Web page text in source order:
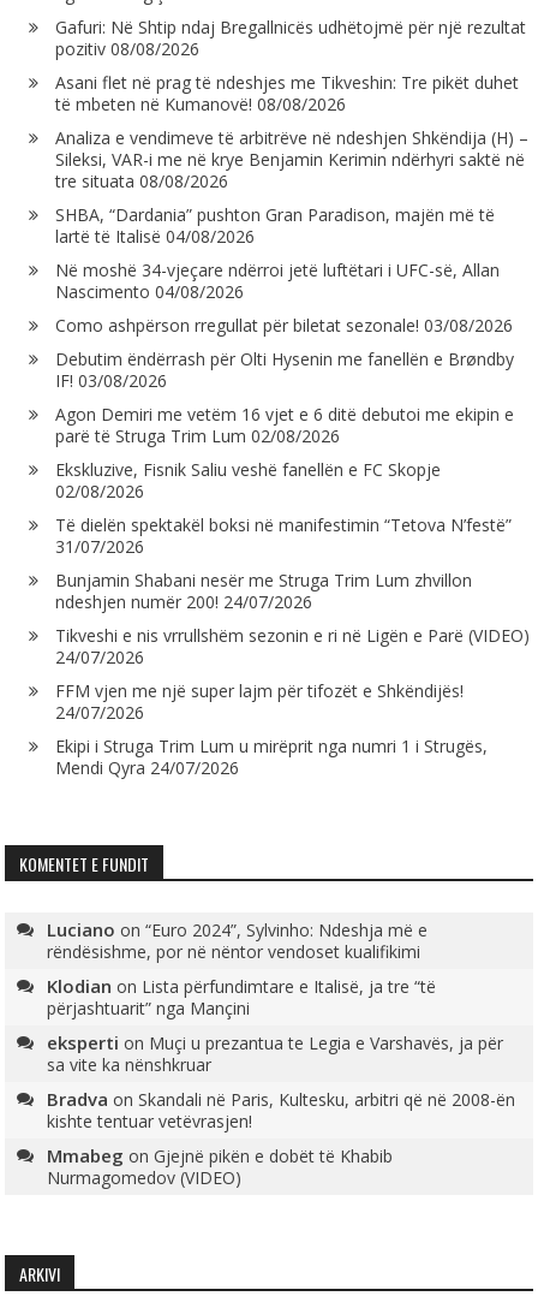
Gafuri: Në Shtip ndaj Bregallnicës udhëtojmë për një rezultat
pozitiv 08/08/2026
Asani flet në prag të ndeshjes me Tikveshin: Tre pikët duhet
të mbeten në Kumanovë! 08/08/2026
Analiza e vendimeve të arbitrëve në ndeshjen Shkëndija (H) –
Sileksi, VAR-i me në krye Benjamin Kerimin ndërhyri saktë në
tre situata 08/08/2026
SHBA, “Dardania” pushton Gran Paradison, majën më të
lartë të Italisë 04/08/2026
Në moshë 34-vjeçare ndërroi jetë luftëtari i UFC-së, Allan
Nascimento 04/08/2026
Como ashpërson rregullat për biletat sezonale! 03/08/2026
Debutim ëndërrash për Olti Hysenin me fanellën e Brøndby
IF! 03/08/2026
Agon Demiri me vetëm 16 vjet e 6 ditë debutoi me ekipin e
parë të Struga Trim Lum 02/08/2026
Ekskluzive, Fisnik Saliu veshë fanellën e FC Skopje
02/08/2026
Të dielën spektakël boksi në manifestimin “Tetova N’festë”
31/07/2026
Bunjamin Shabani nesër me Struga Trim Lum zhvillon
ndeshjen numër 200! 24/07/2026
Tikveshi e nis vrrullshëm sezonin e ri në Ligën e Parë (VIDEO)
24/07/2026
FFM vjen me një super lajm për tifozët e Shkëndijës!
24/07/2026
Ekipi i Struga Trim Lum u mirëprit nga numri 1 i Strugës,
Mendi Qyra 24/07/2026
KOMENTET E FUNDIT
Luciano on“Euro 2024”, Sylvinho: Ndeshja më e
rëndësishme, por në nëntor vendoset kualifikimi
Klodian on Lista përfundimtare e Italisë, ja tre “të
përjashtuarit” nga Mançini
eksperti on Muçi u prezantua te Legia e Varshavës, ja për
sa vite ka nënshkruar
Bradva onSkandali në Paris, Kultesku, arbitri që në 2008-ën
kishte tentuar vetëvrasjen!
Mmabeg onGjejnë pikën e dobët të Khabib
Nurmagomedov (VIDEO)
ARKIVI